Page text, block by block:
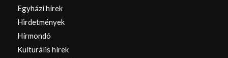
Egyházi hírek
Hirdetmények
Hírmondó
Kulturális hírek